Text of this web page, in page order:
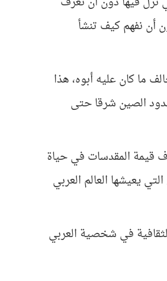
أن نفهم كيف تنشأ
ما كان عليه أبوه، هذا
الصين شرقا حتى
قيمة المقدسات في حياة
يعيشها العالم العربي
في شخصية العربي